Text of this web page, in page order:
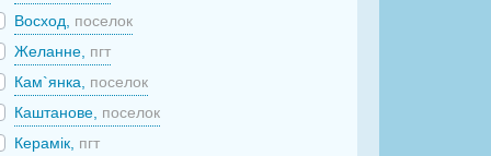
Восход, поселок
Желанне, пгт
Кам`янка, поселок
Каштанове, поселок
Керамік, пгт